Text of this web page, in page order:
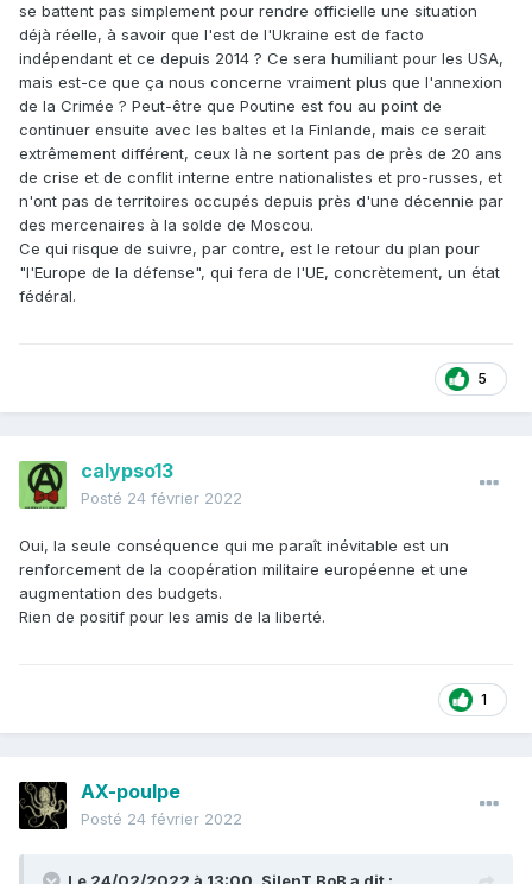
se battent pas simplement pour rendre officielle une situation
déjà réelle, à savoir que l'est de l'Ukraine est de facto
indépendant et ce depuis 2014 ? Ce sera humiliant pour les USA,
mais est-ce que ça nous concerne vraiment plus que l'annexion
de la Crimée ? Peut-être que Poutine est fou au point de
continuer ensuite avec les baltes et la Finlande, mais ce serait
extrêmement différent, ceux là ne sortent pas de près de 20 ans
de crise et de conflit interne entre nationalistes et pro-russes, et
n'ont pas de territoires occupés depuis près d'une décennie par
des mercenaires à la solde de Moscou.
Ce qui risque de suivre, par contre, est le retour du plan pour
"l'Europe de la défense", qui fera de l'UE, concrètement, un état
fédéral.
5
calypso13
Posté 24 février 2022
Oui, la seule conséquence qui me paraît inévitable est un
renforcement de la coopération militaire européenne et une
augmentation des budgets.
Rien de positif pour les amis de la liberté.
1
AX-poulpe
Posté 24 février 2022